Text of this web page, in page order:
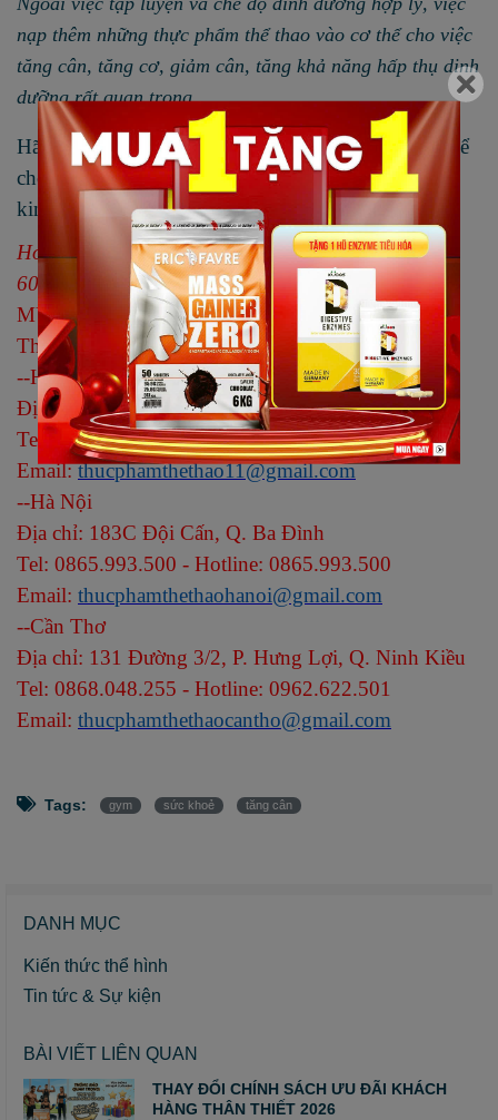
nạp thêm những thực phẩm thể thao vào cơ thể cho việc
tăng cân, tăng cơ, giảm cân, tăng khả năng hấp thụ dinh
dưỡngrất quan trọng.
Hãy truy cập ngayhttps://thucphamthethao.com/để
chọn cho mình 1 sản phẩm phù hợp với nhu cầu,
kinh tế và chế độ của mình nhé!
Hotline tư vấn miễn phí: 09.747.52.747 - 028 3820
6067
MUA HÀNG TẠI 3 CHI NHÁNH
Thucphamthethao.com
--Hồ Chí Minh
Địa chỉ: 166 Đinh Tiên Hoàng, P. Đakao, Q. 1
Tel: 02838206067 - Hotline: 0931.341.646
Email:thucphamthethao11@gmail.com
--Hà Nội
Địa chỉ: 183C Đội Cấn, Q. Ba Đình
Tel: 0865.993.500 - Hotline: 0865.993.500
Email: thucphamthethaohanoi@gmail.com
--Cần Thơ
Địa chỉ: 131 Đường 3/2, P. Hưng Lợi, Q. Ninh Kiều
Tel: 0868.048.255 - Hotline: 0962.622.501
Email: thucphamthethaocantho@gmail.com
Tags: gym sức khoẻ tăng cân
DANH MỤC
Kiến thức thể hình
Tin tức & Sự kiện
BÀI VIẾT LIÊN QUAN
THAY ĐỔI CHÍNH SÁCH ƯU ĐÃI KHÁCH
HÀNG THÂN THIẾT 2026